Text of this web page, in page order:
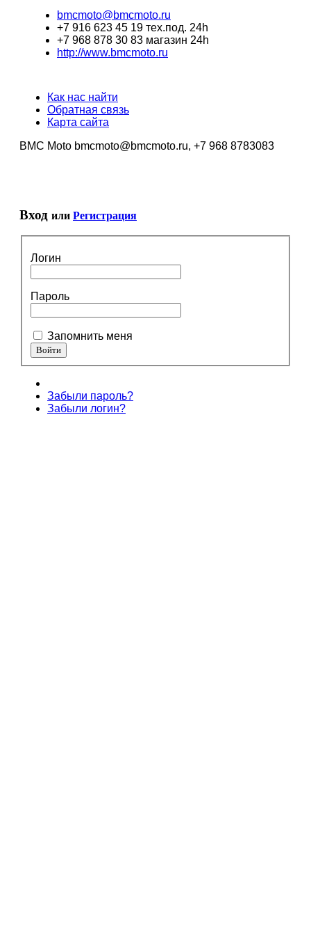
bmcmoto@bmcmoto.ru
+7 916 623 45 19 тех.под. 24h
+7 968 878 30 83 магазин 24h
http://www.bmcmoto.ru
Как нас найти
Обратная связь
Карта сайта
BMC Moto bmcmoto@bmcmoto.ru, +7 968 8783083
Вход или Регистрация
Логин
Пароль
Запомнить меня
Забыли пароль?
Забыли логин?